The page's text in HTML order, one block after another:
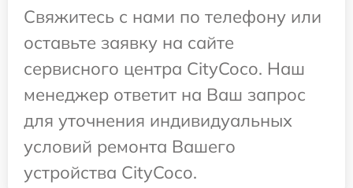
Свяжитесь с нами по телефону или
оставьте заявку на сайте
сервисного центра CityCoco. Наш
менеджер ответит на Ваш запрос
для уточнения индивидуальных
условий ремонта Вашего
устройства CityCoco.